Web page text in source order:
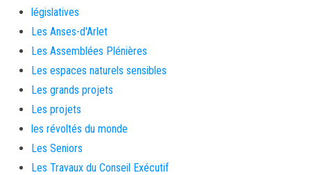
législatives
Les Anses-d'Arlet
Les Assemblées Plénières
Les espaces naturels sensibles
Les grands projets
Les projets
les révoltés du monde
Les Seniors
Les Travaux du Conseil Exécutif